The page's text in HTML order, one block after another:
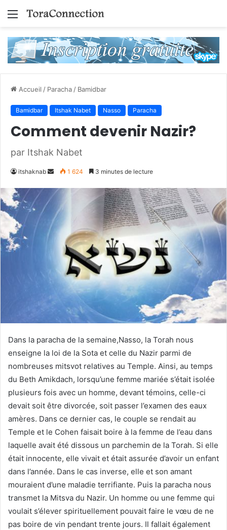
Menu
Accueil / Paracha / Bamidbar
Bamidbar Itshak Nabet Nasso Paracha
Comment devenir Nazir?
par Itshak Nabet
itshaknab
Envoyer
1 624 3 minutes de lecture
Dans la paracha de la semaine,Nasso, la Torah nous
enseigne la loi de la Sota et celle du Nazir parmi de
nombreuses mitsvot relatives au Temple. Ainsi, au temps
du Beth Amikdach, lorsqu’une femme mariée s’était isolée
plusieurs fois avec un homme, devant témoins, celle-ci
devait soit être divorcée, soit passer l’examen des eaux
amères. Dans ce dernier cas, le couple se rendait au
Temple et le Cohen faisait boire à la femme de l’eau dans
laquelle avait été dissous un parchemin de la Torah. Si elle
était innocente, elle vivait et était assurée d’avoir un enfant
dans l’année. Dans le cas inverse, elle et son amant
mouraient d’une maladie terrifiante. Puis la paracha nous
transmet la Mitsva du Nazir. Un homme ou une femme qui
voulait s’élever spirituellement pouvait faire le vœu de ne
pas boire de vin pendant trente jours. Il fallait également